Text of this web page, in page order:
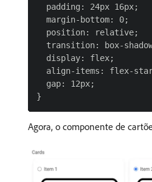
  padding: 24px 16px;
  margin-bottom: 0;
  position: relative;
transition: box-
  display: flex;
align-items: flex-
  gap: 12px;
Agora, o componente de